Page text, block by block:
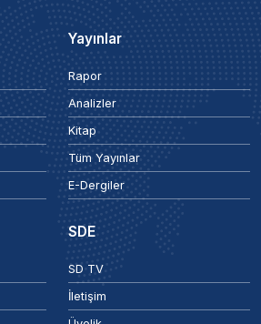
Yayınlar
Rapor
Analizler
Kitap
Tüm Yayınlar
E-Dergiler
SDE
SD TV
İletişim